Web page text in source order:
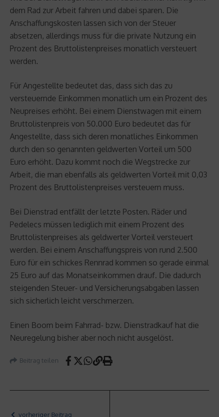
dem Rad zur Arbeit fahren und dabei sparen. Die
Anschaffungskosten lassen sich von der Steuer
absetzen, allerdings muss für die private Nutzung ein
Prozent des Bruttolistenpreises monatlich versteuert
werden.
Für Angestellte bedeutet das, dass sich das zu
versteuernde Einkommen monatlich um ein Prozent des
Neupreises erhöht. Bei einem Dienstwagen mit einem
Bruttolistenpreis von 50.000 Euro bedeutet das für
Angestellte, dass sich deren monatliches Einkommen
durch den so genannten geldwerten Vorteil um 500
Euro erhöht. Dazu kommt noch die Wegstrecke zur
Arbeit, die man ebenfalls als geldwerten Vorteil mit 0,03
Prozent des Bruttolistenpreises versteuern muss.
Bei Dienstrad entfällt der letzte Posten. Räder und
Pedelecs müssen lediglich mit einem Prozent des
Bruttolistenpreises als geldwerter Vorteil versteuert
werden. Bei einem Anschaffungspreis von rund 2.500
Euro für ein schickes Rennrad kommen so gerade einmal
25 Euro auf das Monatseinkommen drauf. Die dadurch
steigenden Steuer- und Versicherungsabgaben lassen
sich sicherlich leicht verschmerzen.
Einen Boom beim Fahrrad- bzw. Dienstradkauf hat die
Neuregelung bisher aber noch nicht ausgelöst.
Beitrag teilen
vorheriger Beitrag